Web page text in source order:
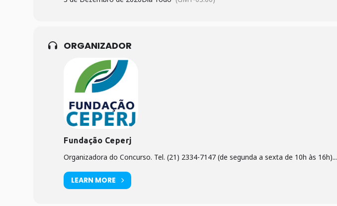
ORGANIZADOR
Fundação Ceperj
Organizadora do Concurso. Tel. (21) 2334-7147 (de segunda a sexta de 10h às 16h)...
LEARN MORE